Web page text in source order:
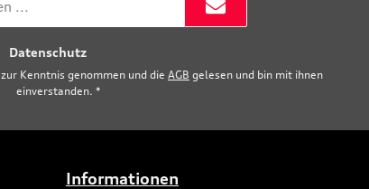
Datenschutz
zur Kenntnis genommen und die AGB gelesen und bin mit ihnen
einverstanden. *
Informationen